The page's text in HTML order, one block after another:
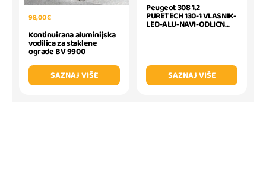
98,00 €
Kontinuirana aluminijska
vodilica za staklene
ograde BV 9900
SAZNAJ VIŠE
Peugeot 308 1.2
PURETECH 130-1 VLASNIK-
LED-ALU-NAVI-ODLICN...
SAZNAJ VIŠE